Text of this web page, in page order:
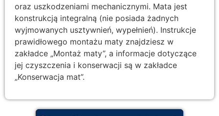
oraz uszkodzeniami mechanicznymi. Mata jest
konstrukcją integralną (nie posiada żadnych
wyjmowanych usztywnień, wypełnień). Instrukcje
prawidłowego montażu maty znajdziesz w
zakładce „Montaż maty”, a informacje dotyczące
jej czyszczenia i konserwacji są w zakładce
„Konserwacja mat”.